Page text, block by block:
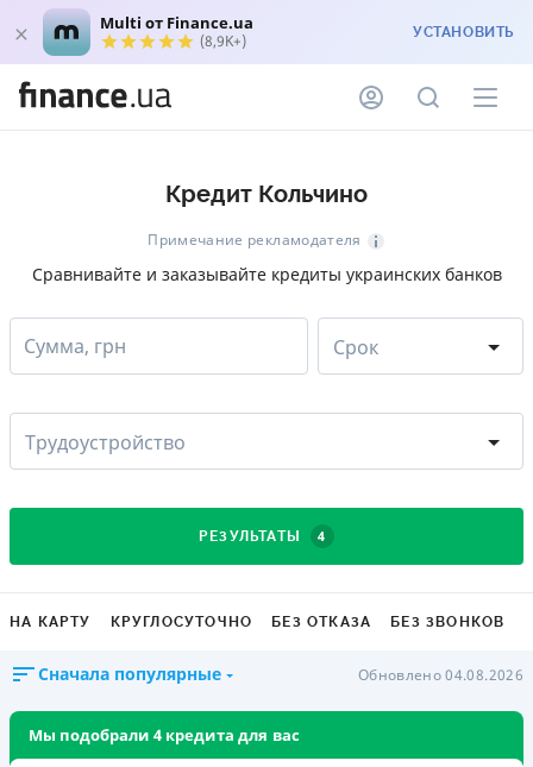
Multi от Finance.ua
(8,9K+) УСТАНОВИТЬ
Кредит Кольчино
Примечание рекламодателя
Сравнивайте и заказывайте кредиты украинских банков
Сумма, грн Срок
Трудоустройство
РЕЗУЛЬТАТЫ 4
НА КАРТУ КРУГЛОСУТОЧНО БЕЗ ОТКАЗА БЕЗ ЗВОНКОВ
Сначала популярные Обновлено 04.08.2026
Мы подобрали 4 кредита для вас